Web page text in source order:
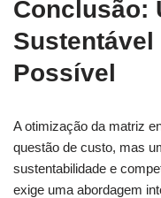
Conclusão:
Possível
A otimização da matriz
questão de custo, mas
sustentabilidade e
exige uma abordagem